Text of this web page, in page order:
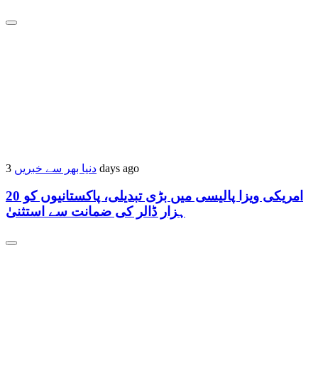
دنیا بھر سے خبریں 3 days ago
امریکی ویزا پالیسی میں بڑی تبدیلی، پاکستانیوں کو 20
ہزار ڈالر کی ضمانت سے استثنیٰ